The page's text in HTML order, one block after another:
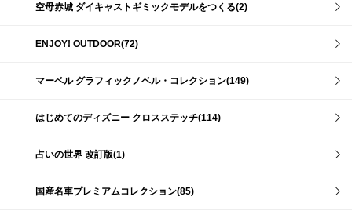
空母赤城 ダイキャストギミックモデルをつくる(2)
ENJOY! OUTDOOR(72)
マーベル グラフィックノベル・コレクション(149)
はじめてのディズニー クロスステッチ(114)
占いの世界 改訂版(1)
国産名車プレミアムコレクション(85)